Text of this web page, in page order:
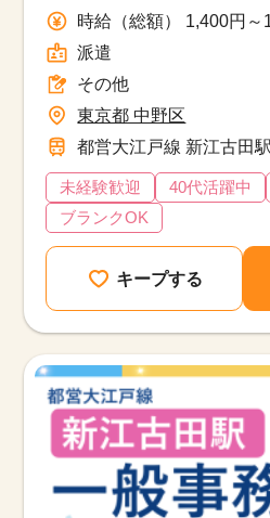
し◎資格不問・医療知識も
す！
時給（総額） 1,400円～
派遣
その他
東京都 中野区
都営大江戸線 新江古田
未経験歓迎 40代活躍中
ブランクOK
キープする